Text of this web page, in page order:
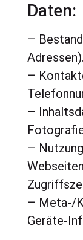
Daten:
–
Adressen).
–
–
–
– Meta-/
Geräte-